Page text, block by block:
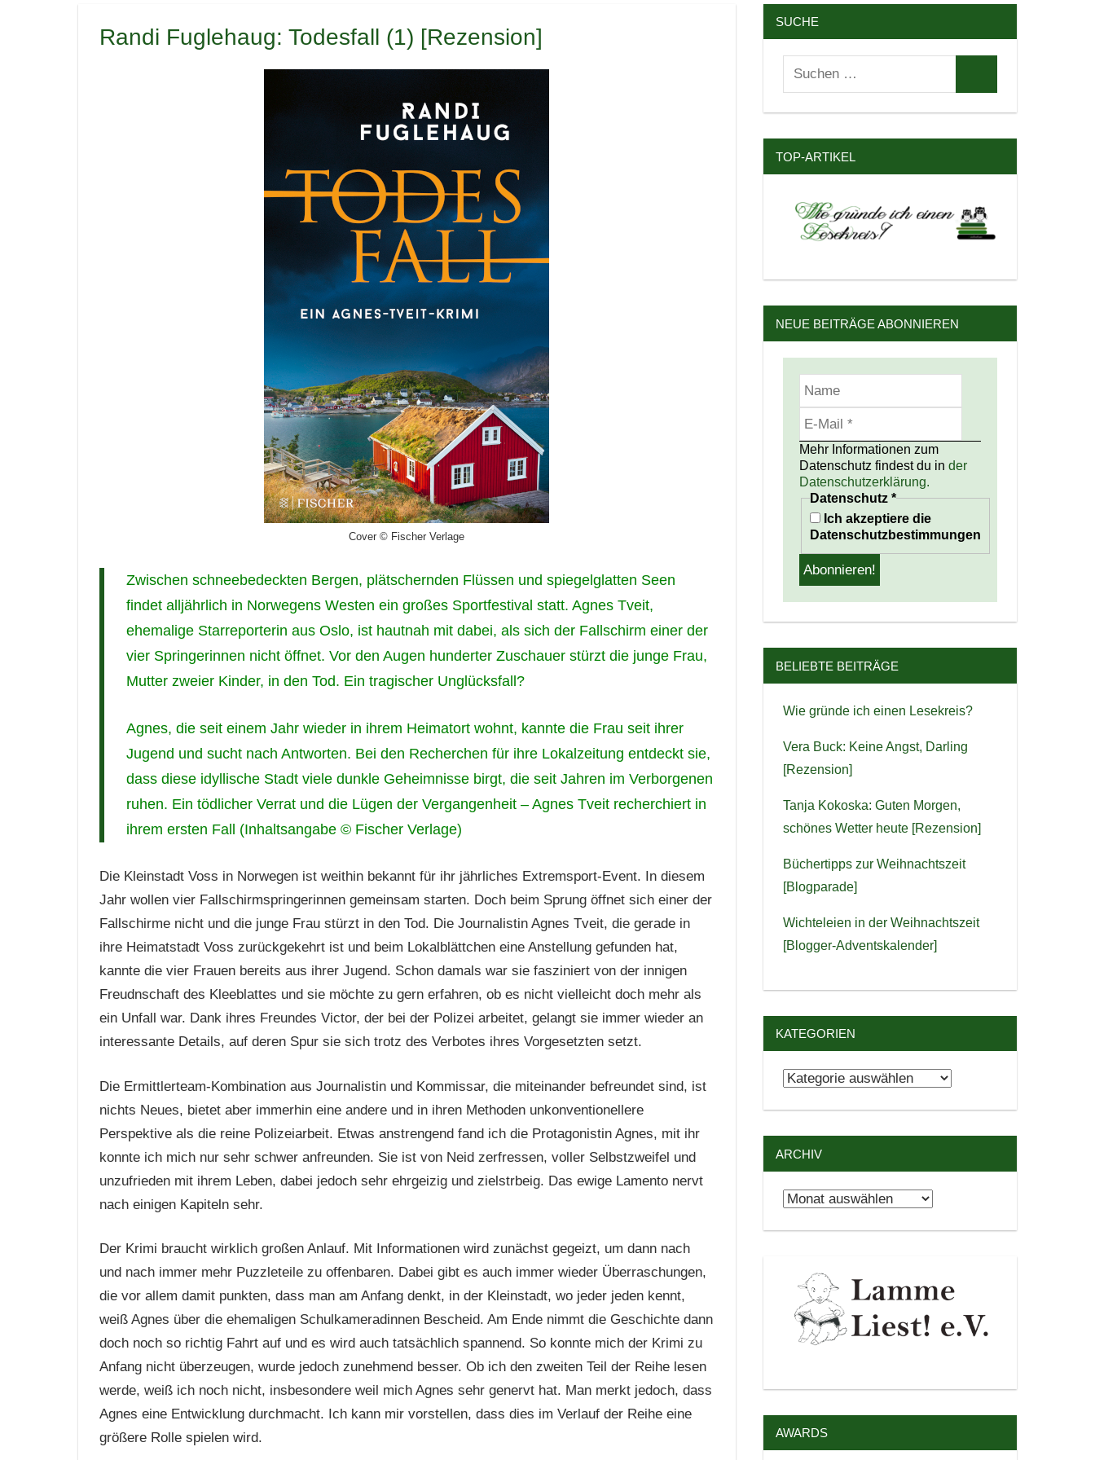
Randi Fuglehaug: Todesfall (1) [Rezension]
Cover © Fischer Verlage
Zwischen schneebedeckten Bergen, plätschernden Flüssen und spiegelglatten Seen
findet alljährlich in Norwegens Westen ein großes Sportfestival statt. Agnes Tveit,
ehemalige Starreporterin aus Oslo, ist hautnah mit dabei, als sich der Fallschirm einer der
vier Springerinnen nicht öffnet. Vor den Augen hunderter Zuschauer stürzt die junge Frau,
Mutter zweier Kinder, in den Tod. Ein tragischer Unglücksfall?
Agnes, die seit einem Jahr wieder in ihrem Heimatort wohnt, kannte die Frau seit ihrer
Jugend und sucht nach Antworten. Bei den Recherchen für ihre Lokalzeitung entdeckt sie,
dass diese idyllische Stadt viele dunkle Geheimnisse birgt, die seit Jahren im Verborgenen
ruhen. Ein tödlicher Verrat und die Lügen der Vergangenheit – Agnes Tveit recherchiert in
ihrem ersten Fall (Inhaltsangabe © Fischer Verlage)
Die Kleinstadt Voss in Norwegen ist weithin bekannt für ihr jährliches Extremsport-Event. In diesem
Jahr wollen vier Fallschirmspringerinnen gemeinsam starten. Doch beim Sprung öffnet sich einer der
Fallschirme nicht und die junge Frau stürzt in den Tod. Die Journalistin Agnes Tveit, die gerade in
ihre Heimatstadt Voss zurückgekehrt ist und beim Lokalblättchen eine Anstellung gefunden hat,
kannte die vier Frauen bereits aus ihrer Jugend. Schon damals war sie fasziniert von der innigen
Freudnschaft des Kleeblattes und sie möchte zu gern erfahren, ob es nicht vielleicht doch mehr als
ein Unfall war. Dank ihres Freundes Victor, der bei der Polizei arbeitet, gelangt sie immer wieder an
interessante Details, auf deren Spur sie sich trotz des Verbotes ihres Vorgesetzten setzt.
Die Ermittlerteam-Kombination aus Journalistin und Kommissar, die miteinander befreundet sind, ist
nichts Neues, bietet aber immerhin eine andere und in ihren Methoden unkonventionellere
Perspektive als die reine Polizeiarbeit. Etwas anstrengend fand ich die Protagonistin Agnes, mit ihr
konnte ich mich nur sehr schwer anfreunden. Sie ist von Neid zerfressen, voller Selbstzweifel und
unzufrieden mit ihrem Leben, dabei jedoch sehr ehrgeizig und zielstrbeig. Das ewige Lamento nervt
nach einigen Kapiteln sehr.
Der Krimi braucht wirklich großen Anlauf. Mit Informationen wird zunächst gegeizt, um dann nach
und nach immer mehr Puzzleteile zu offenbaren. Dabei gibt es auch immer wieder Überraschungen,
die vor allem damit punkten, dass man am Anfang denkt, in der Kleinstadt, wo jeder jeden kennt,
weiß Agnes über die ehemaligen Schulkameradinnen Bescheid. Am Ende nimmt die Geschichte dann
doch noch so richtig Fahrt auf und es wird auch tatsächlich spannend. So konnte mich der Krimi zu
Anfang nicht überzeugen, wurde jedoch zunehmend besser. Ob ich den zweiten Teil der Reihe lesen
werde, weiß ich noch nicht, insbesondere weil mich Agnes sehr genervt hat. Man merkt jedoch, dass
Agnes eine Entwicklung durchmacht. Ich kann mir vorstellen, dass dies im Verlauf der Reihe eine
größere Rolle spielen wird.
SUCHE
Suchen
nach:
TOP-ARTIKEL
NEUE BEITRÄGE ABONNIEREN
Mehr Informationen zum
Datenschutz findest du in der
Datenschutzerklärung.
Datenschutz *
Ich akzeptiere die
Datenschutzbestimmungen
BELIEBTE BEITRÄGE
Wie gründe ich einen Lesekreis?
Vera Buck: Keine Angst, Darling
[Rezension]
Tanja Kokoska: Guten Morgen,
schönes Wetter heute [Rezension]
Büchertipps zur Weihnachtszeit
[Blogparade]
Wichteleien in der Weihnachtszeit
[Blogger-Adventskalender]
KATEGORIEN
Kategorien
ARCHIV
Archiv
AWARDS